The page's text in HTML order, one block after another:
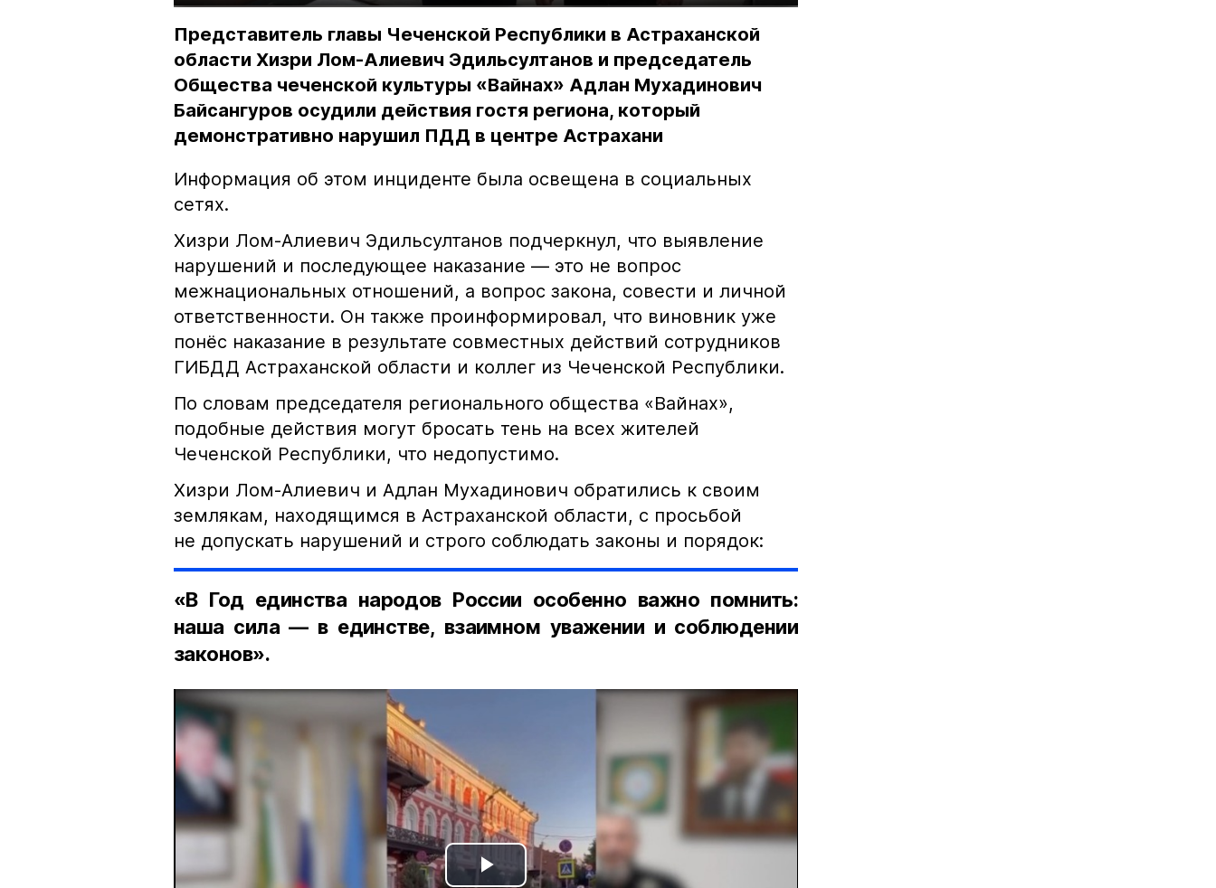
Представитель главы Чеченской Республики в Астраханской
области Хизри Лом-Алиевич Эдильсултанов и председатель
Общества чеченской культуры «Вайнах» Адлан Мухадинович
Байсангуров осудили действия гостя региона, который
демонстративно нарушил ПДД в центре Астрахани
Информация об этом инциденте была освещена в социальных
сетях.
Хизри Лом-Алиевич Эдильсултанов подчеркнул, что выявление
нарушений и последующее наказание — это не вопрос
межнациональных отношений, а вопрос закона, совести и личной
ответственности. Он также проинформировал, что виновник уже
понёс наказание в результате совместных действий сотрудников
ГИБДД Астраханской области и коллег из Чеченской Республики.
По словам председателя регионального общества «Вайнах»,
подобные действия могут бросать тень на всех жителей
Чеченской Республики, что недопустимо.
Хизри Лом-Алиевич и Адлан Мухадинович обратились к своим
землякам, находящимся в Астраханской области, с просьбой
не допускать нарушений и строго соблюдать законы и порядок:
«В Год единства народов России особенно важно помнить:
наша сила — в единстве, взаимном уважении и соблюдении
законов».